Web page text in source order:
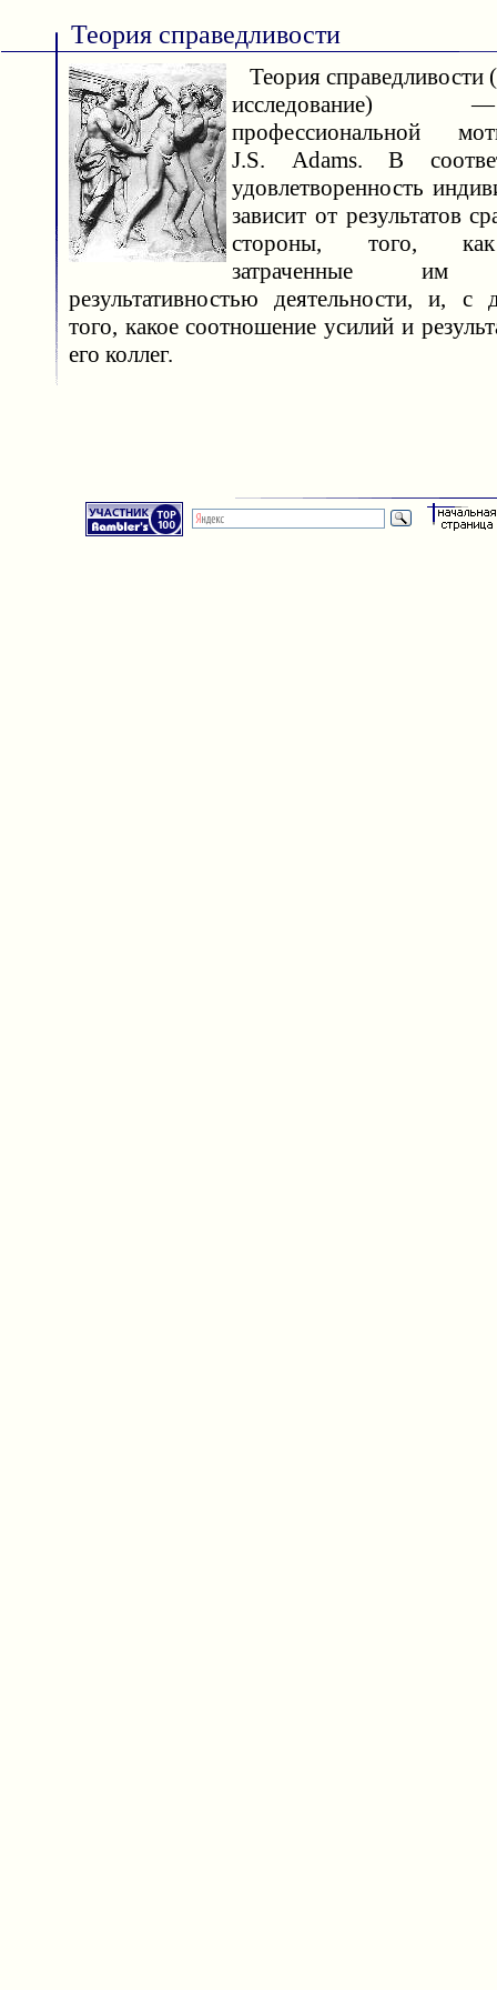
Теория справедливости
Теория справедливости
профессиональной
J.S. Adams. В
удовлетворенность
зависит от результатов
стороны, того, как
затраченные
результативностью деятельности, и, с
того, какое соотношение усилий и
его коллег.